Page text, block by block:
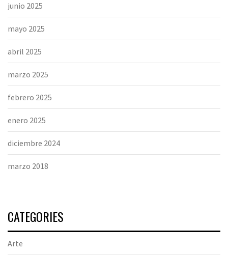
junio 2025
mayo 2025
abril 2025
marzo 2025
febrero 2025
enero 2025
diciembre 2024
marzo 2018
CATEGORIES
Arte